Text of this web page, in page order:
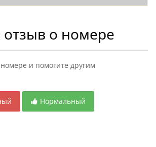
отзыв о номере
и помогите другим
Нормальный